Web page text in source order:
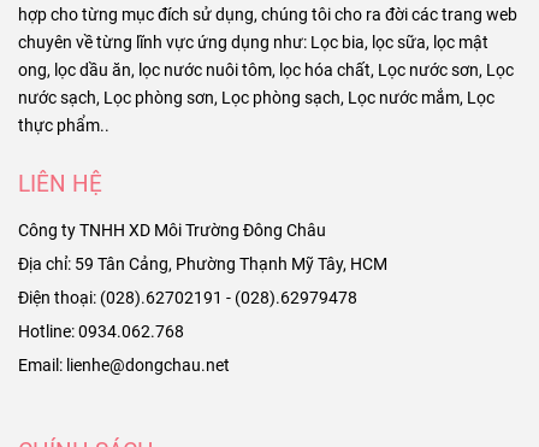
hợp cho từng mục đích sử dụng, chúng tôi cho ra đời các trang web
chuyên về từng lĩnh vực ứng dụng như: Lọc bia, lọc sữa, lọc mật
ong, lọc dầu ăn, lọc nước nuôi tôm, lọc hóa chất, Lọc nước sơn, Lọc
nước sạch, Lọc phòng sơn, Lọc phòng sạch, Lọc nước mắm, Lọc
thực phẩm..
LIÊN HỆ
Công ty TNHH XD Môi Trường Đông Châu
Địa chỉ: 59 Tân Cảng, Phường Thạnh Mỹ Tây, HCM
Điện thoại: (028).62702191 - (028).62979478
Hotline: 0934.062.768
Email: lienhe@dongchau.net